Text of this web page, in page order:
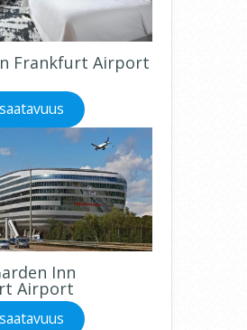
Frankfurt Airport
Inn
Airport